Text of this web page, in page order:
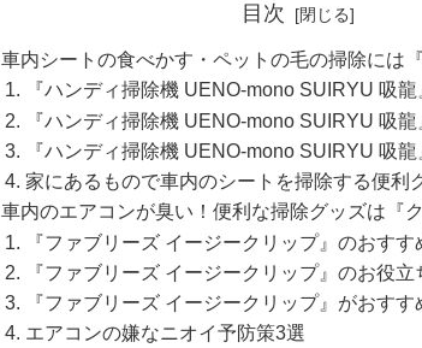
目次
車内シートの食べかす・ペットの毛の掃除には
『ハンディ掃除機 UENO-mono SUIRYU 吸
『ハンディ掃除機 UENO-mono SUIRYU 吸
『ハンディ掃除機 UENO-mono SUIRYU 吸
家にあるもので車内のシートを掃除する便利
車内のエアコンが臭い！便利な掃除グッズは『
『ファブリーズ イージークリップ』のおすす
『ファブリーズ イージークリップ』のお役立
『ファブリーズ イージークリップ』がおすす
エアコンの嫌なニオイ予防策3選